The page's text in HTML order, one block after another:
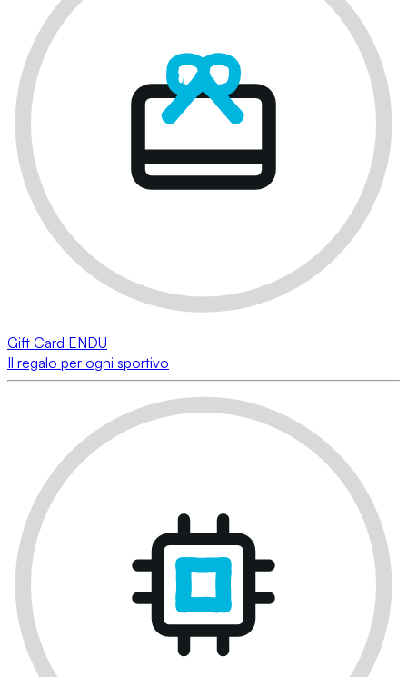
Gift Card ENDU
Il regalo per ogni sportivo